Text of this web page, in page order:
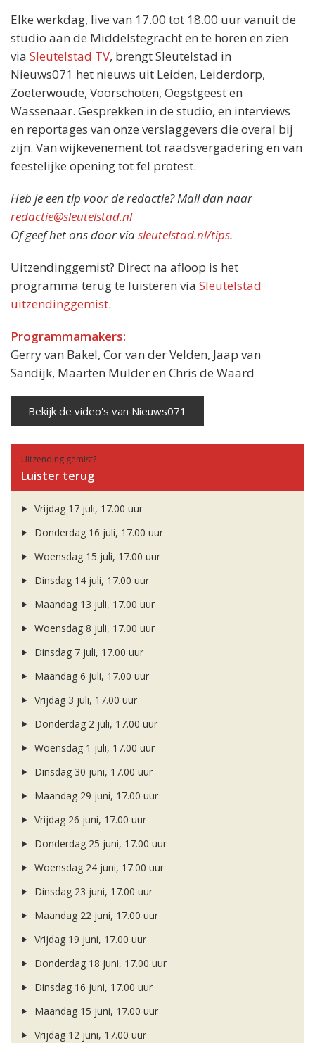
Elke werkdag, live van 17.00 tot 18.00 uur vanuit de
studio aan de Middelstegracht en te horen en zien
via Sleutelstad TV, brengt Sleutelstad in
Nieuws071 het nieuws uit Leiden, Leiderdorp,
Zoeterwoude, Voorschoten, Oegstgeest en
Wassenaar. Gesprekken in de studio, en interviews
en reportages van onze verslaggevers die overal bij
zijn. Van wijkevenement tot raadsvergadering en van
feestelijke opening tot fel protest.
Heb je een tip voor de redactie? Mail dan naar
redactie@sleutelstad.nl
Of geef het ons door viasleutelstad.nl/tips.
Uitzendinggemist? Direct na afloop is het
programma terug te luisteren via Sleutelstad
uitzendinggemist.
Programmamakers:
Gerry van Bakel, Cor van der Velden, Jaap van
Sandijk, Maarten Mulder en Chris de Waard
Bekijk de video's van Nieuws071
Uitzending gemist?
Luister terug
Vrijdag 17 juli, 17.00 uur
Donderdag 16 juli, 17.00 uur
Woensdag 15 juli, 17.00 uur
Dinsdag 14 juli, 17.00 uur
Maandag 13 juli, 17.00 uur
Woensdag 8 juli, 17.00 uur
Dinsdag 7 juli, 17.00 uur
Maandag 6 juli, 17.00 uur
Vrijdag 3 juli, 17.00 uur
Donderdag 2 juli, 17.00 uur
Woensdag 1 juli, 17.00 uur
Dinsdag 30 juni, 17.00 uur
Maandag 29 juni, 17.00 uur
Vrijdag 26 juni, 17.00 uur
Donderdag 25 juni, 17.00 uur
Woensdag 24 juni, 17.00 uur
Dinsdag 23 juni, 17.00 uur
Maandag 22 juni, 17.00 uur
Vrijdag 19 juni, 17.00 uur
Donderdag 18 juni, 17.00 uur
Dinsdag 16 juni, 17.00 uur
Maandag 15 juni, 17.00 uur
Vrijdag 12 juni, 17.00 uur